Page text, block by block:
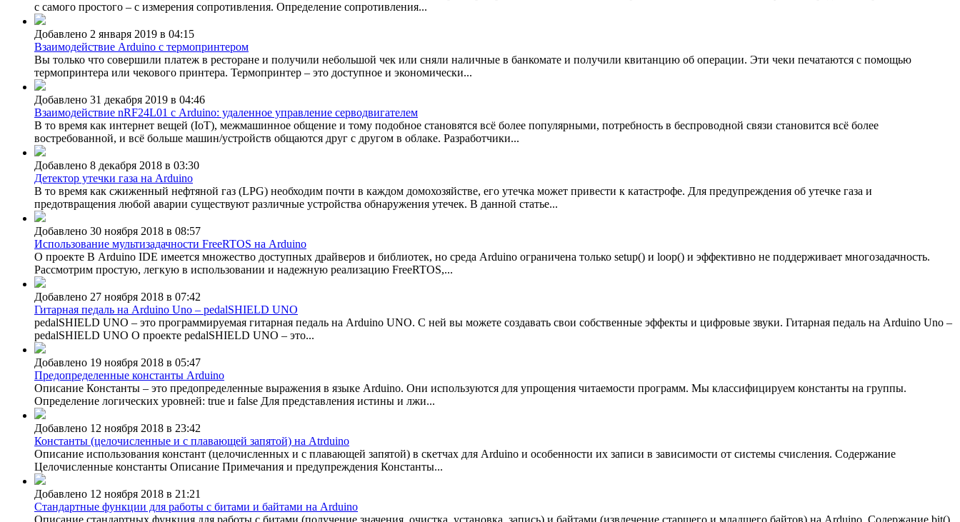
с самого простого – с измерения сопротивления. Определение сопротивления...
Добавлено 2 января 2019 в 04:15
Взаимодействие Arduino с термопринтером
Вы только что совершили платеж в ресторане и получили небольшой чек или сняли наличные в банкомате и получили квитанцию об операции. Эти чеки печатаются с помощью
термопринтера или чекового принтера. Термопринтер – это доступное и экономически...
Добавлено 31 декабря 2019 в 04:46
Взаимодействие nRF24L01 с Arduino: удаленное управление серводвигателем
В то время как интернет вещей (IoT), межмашинное общение и тому подобное становятся всё более популярными, потребность в беспроводной связи становится всё более
востребованной, и всё больше машин/устройств общаются друг с другом в облаке. Разработчики...
Добавлено 8 декабря 2018 в 03:30
Детектор утечки газа на Arduino
В то время как сжиженный нефтяной газ (LPG) необходим почти в каждом домохозяйстве, его утечка может привести к катастрофе. Для предупреждения об утечке газа и
предотвращения любой аварии существуют различные устройства обнаружения утечек. В данной статье...
Добавлено 30 ноября 2018 в 08:57
Использование мультизадачности FreeRTOS на Arduino
О проекте В Arduino IDE имеется множество доступных драйверов и библиотек, но среда Arduino ограничена только setup() и loop() и эффективно не поддерживает многозадачность.
Рассмотрим простую, легкую в использовании и надежную реализацию FreeRTOS,...
Добавлено 27 ноября 2018 в 07:42
Гитарная педаль на Arduino Uno – pedalSHIELD UNO
pedalSHIELD UNO – это программируемая гитарная педаль на Arduino UNO. С ней вы можете создавать свои собственные эффекты и цифровые звуки. Гитарная педаль на Arduino Uno –
pedalSHIELD UNO О проекте pedalSHIELD UNO – это...
Добавлено 19 ноября 2018 в 05:47
Предопределенные константы Arduino
Описание Константы – это предопределенные выражения в языке Arduino. Они используются для упрощения читаемости программ. Мы классифицируем константы на группы.
Определение логических уровней: true и false Для представления истины и лжи...
Добавлено 12 ноября 2018 в 23:42
Константы (целочисленные и с плавающей запятой) на Atrduino
Описание использования констант (целочисленных и с плавающей запятой) в скетчах для Arduino и особенности их записи в зависимости от системы счисления. Содержание
Целочисленные константы Описание Примечания и предупреждения Константы...
Добавлено 12 ноября 2018 в 21:21
Стандартные функции для работы с битами и байтами на Arduino
Описание стандартных функция для работы с битами (получение значения, очистка, установка, запись) и байтами (извлечение старшего и младшего байтов) на Arduino. Содержание bit()